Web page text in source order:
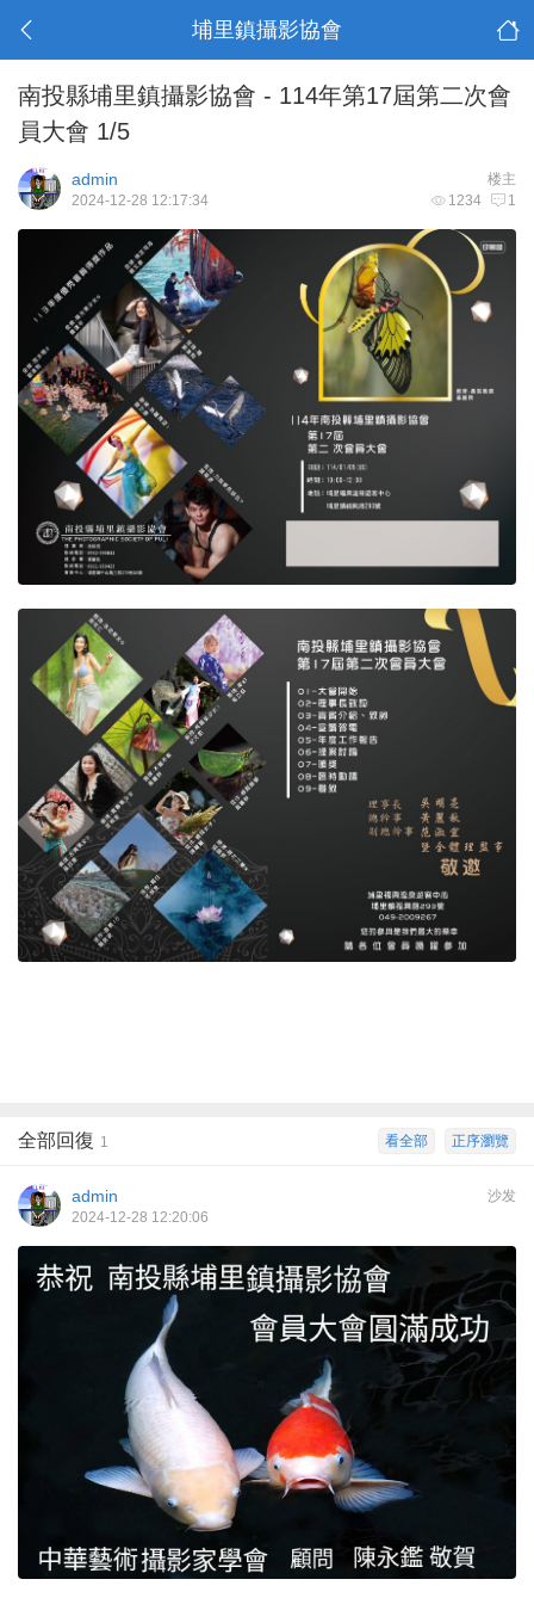
埔里鎮攝影協會
南投縣埔里鎮攝影協會 - 114年第17屆第二次會
員大會 1/5
楼主
admin
1234 1
2024-12-28 12:17:34
正序瀏覽
看全部
全部回復 1
沙发
admin
2024-12-28 12:20:06